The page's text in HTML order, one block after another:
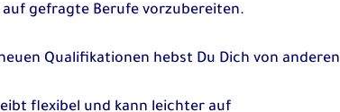
gefragte Berufe vorzubereiten.
Qualifikationen hebst Du Dich von anderen
flexibel und kann leichter auf